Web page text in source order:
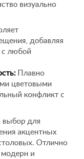
визуально
добавляя
с любой
Плавно
цветовыми
конфликт с
выбор для
акцентных
Отлично
модерн и